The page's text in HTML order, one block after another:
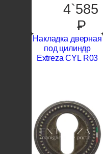
4`585
P
Накладка дверная
под цилиндр
Extreza CYL R03